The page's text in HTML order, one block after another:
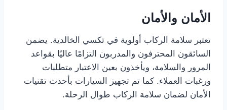
الأمان والأمان
تعتبر سلامة الركاب أولوية في تكسي الخالدية. يضمن
السائقون المحترفون والمدربون التزامًا عاليًا بقواعد
المرور والسلامة، ويأخذون بعين الاعتبار متطلبات
ورغبات العملاء. كما تم تجهيز السيارات بأحدث تقنيات
الأمان لضمان سلامة الركاب طوال الرحلة.